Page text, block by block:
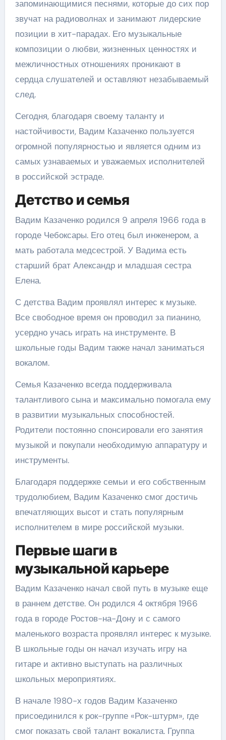
запоминающимися песнями, которые до сих пор
звучат на радиоволнах и занимают лидерские
позиции в хит-парадах. Его музыкальные
композиции о любви, жизненных ценностях и
межличностных отношениях проникают в
сердца слушателей и оставляют незабываемый
след.
Сегодня, благодаря своему таланту и
настойчивости, Вадим Казаченко пользуется
огромной популярностью и является одним из
самых узнаваемых и уважаемых исполнителей
в российской эстраде.
Детство и семья
Вадим Казаченко родился 9 апреля 1966 года в
городе Чебоксары. Его отец был инженером, а
мать работала медсестрой. У Вадима есть
старший брат Александр и младшая сестра
Елена.
С детства Вадим проявлял интерес к музыке.
Все свободное время он проводил за пианино,
усердно учась играть на инструменте. В
школьные годы Вадим также начал заниматься
вокалом.
Семья Казаченко всегда поддерживала
талантливого сына и максимально помогала ему
в развитии музыкальных способностей.
Родители постоянно спонсировали его занятия
музыкой и покупали необходимую аппаратуру и
инструменты.
Благодаря поддержке семьи и его собственным
трудолюбием, Вадим Казаченко смог достичь
впечатляющих высот и стать популярным
исполнителем в мире российской музыки.
Первые шаги в
музыкальной карьере
Вадим Казаченко начал свой путь в музыке еще
в раннем детстве. Он родился 4 октября 1966
года в городе Ростов-на-Дону и с самого
маленького возраста проявлял интерес к музыке.
В школьные годы он начал изучать игру на
гитаре и активно выступать на различных
школьных мероприятиях.
В начале 1980-х годов Вадим Казаченко
присоединился к рок-группе «Рок-штурм», где
смог показать свой талант вокалиста. Группа